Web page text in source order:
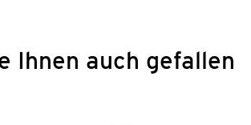
Ihnen auch gefallen